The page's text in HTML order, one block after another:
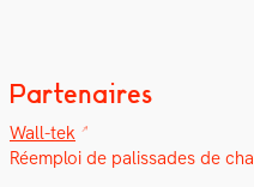
Partenaires
Wall-tek
Réem­ploi de palis­sades de